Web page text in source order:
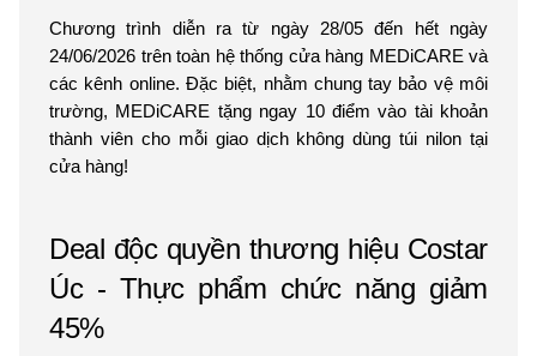
Chương trình diễn ra từ ngày 28/05 đến hết ngày
24/06/2026 trên toàn hệ thống cửa hàng MEDiCARE và
các kênh online. Đặc biệt, nhằm chung tay bảo vệ môi
trường, MEDiCARE tặng ngay 10 điểm vào tài khoản
thành viên cho mỗi giao dịch không dùng túi nilon tại
cửa hàng!
Deal độc quyền thương hiệu Costar
Úc - Thực phẩm chức năng giảm
45%